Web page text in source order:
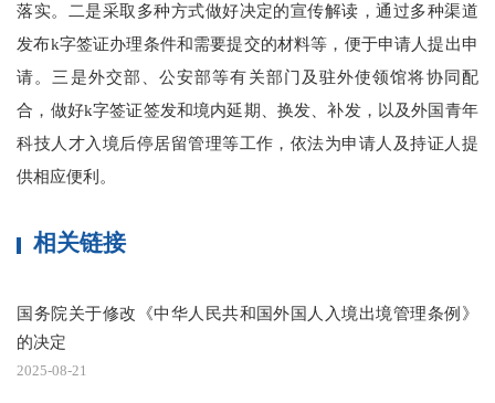
落实。二是采取多种方式做好决定的宣传解读，通过多种渠道
发布k字签证办理条件和需要提交的材料等，便于申请人提出申
请。三是外交部、公安部等有关部门及驻外使领馆将协同配
合，做好k字签证签发和境内延期、换发、补发，以及外国青年
科技人才入境后停居留管理等工作，依法为申请人及持证人提
供相应便利。
相关链接
国务院关于修改《中华人民共和国外国人入境出境管理条例》
的决定
2025-08-21